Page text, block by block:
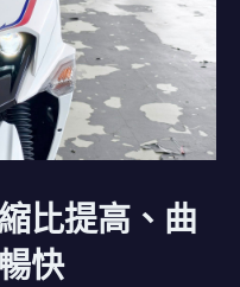
比提高、曲
快